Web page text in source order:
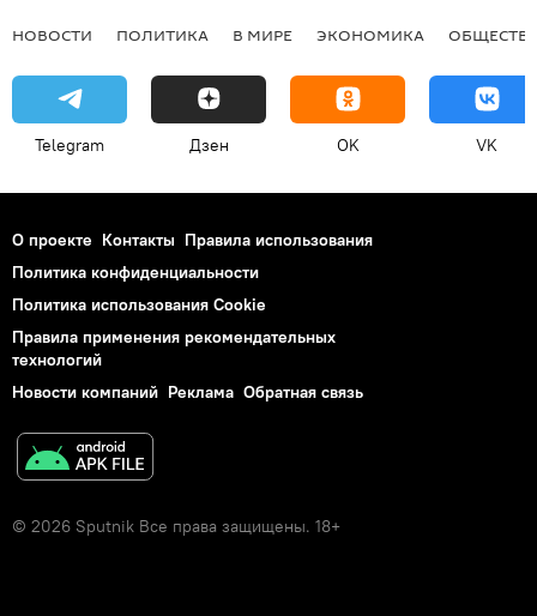
НОВОСТИ ПОЛИТИКА В МИРЕ ЭКОНОМИКА
Telegram Дзен OK VK
О проекте Контакты Правила использования
Политика конфиденциальности
Политика использования Cookie
Правила применения рекомендательных
технологий
Новости компаний Реклама Обратная связь
© 2026 Sputnik Все права защищены. 18+